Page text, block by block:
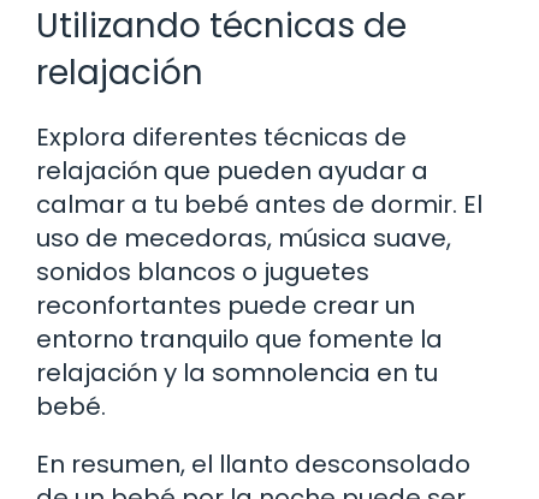
Utilizando técnicas de
relajación
Explora diferentes técnicas de
relajación que pueden ayudar a
calmar a tu bebé antes de dormir. El
uso de mecedoras, música suave,
sonidos blancos o juguetes
reconfortantes puede crear un
entorno tranquilo que fomente la
relajación y la somnolencia en tu
bebé.
En resumen, el llanto desconsolado